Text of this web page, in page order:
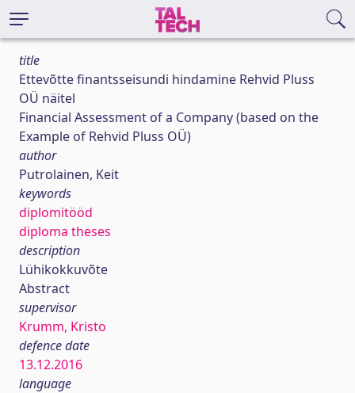
title
Ettevõtte finantsseisundi hindamine Rehvid Pluss
OÜ näitel
Financial Assessment of a Company (based on the
Example of Rehvid Pluss OÜ)
author
Putrolainen, Keit
keywords
diplomitööd
diploma theses
description
Lühikokkuvõte
Abstract
supervisor
Krumm, Kristo
defence date
13.12.2016
language